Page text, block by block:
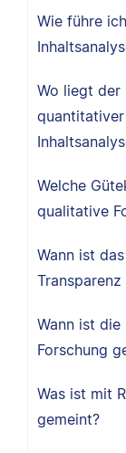
Wie führe
Wo liegt der
Welche
qualitative
Wann ist
Wann ist
Forschung
Was ist mit
gemeint?